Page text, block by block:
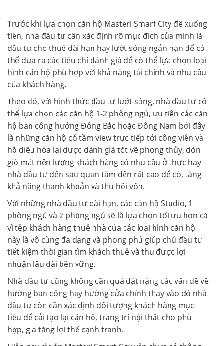
Trước khi lựa chọn căn hộ Masteri Smart City để xuống
tiền, nhà đầu tư cần xác định rõ mục đích của mình là
đầu tư cho thuê dài hạn hay lướt sóng ngắn hạn để có
thể đưa ra các tiêu chí đánh giá để có thể lựa chọn loại
hình căn hộ phù hợp với khả năng tài chính và nhu cầu
của khách hàng.
Theo đó, với hình thức đầu tư lướt sóng, nhà đầu tư có
thể lựa chọn các căn hộ 1-2 phòng ngủ, ưu tiên các căn
hộ ban công hướng Đông Bắc hoặc Đông Nam bởi đây
là những căn hộ có tầm view trực tiếp tới công viên và
hồ điều hòa lại được đánh giá tốt về phong thủy, đón
gió mát nên lượng khách hàng có nhu cầu ở thực hay
nhà đầu tư đến sau quan tâm đến rất cao để có, tăng
khả năng thanh khoản và thu hồi vốn.
Với những nhà đầu tư dài hạn, các căn hộ Studio, 1
phòng ngủ và 2 phòng ngủ sẽ là lựa chọn tối ưu hơn cả
vì tệp khách hàng thuê nhà của các loại hình căn hộ
này là vô cùng đa dạng và phong phú giúp chủ đầu tư
tiết kiệm thời gian tìm khách thuê và thu được lợi
nhuận lâu dài bền vững.
Nhà đầu tư cũng không cần quá đặt nặng các vấn đề về
hướng ban công hay hướng cửa chính thay vào đó nhà
đầu tư còn cần xác định đối tượng khách hàng mục
tiêu để cải tạo lại căn hộ, trang trí nội thất cho phù
hợp, gia tăng lợi thế cạnh tranh.